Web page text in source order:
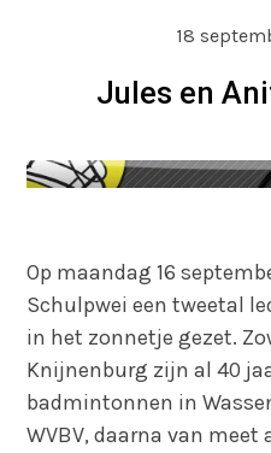
18
Jules en
Op maandag 16
Schulpwei een tweetal
in het zonnetje gezet.
Knijnenburg zijn al 40
badmintonnen in
WVBV, daarna van meet